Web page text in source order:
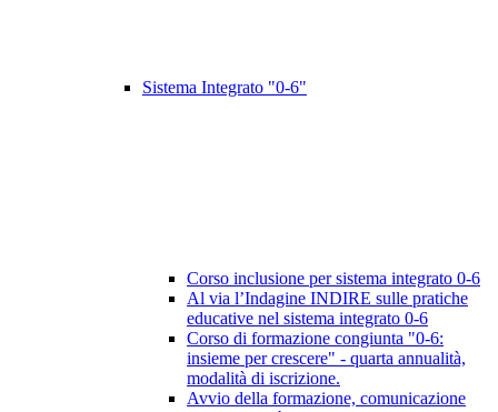
Sistema Integrato "0-6"
Corso inclusione per sistema integrato 0-6
Al via l’Indagine INDIRE sulle pratiche
educative nel sistema integrato 0-6
Corso di formazione congiunta "0-6:
insieme per crescere" - quarta annualità,
modalità di iscrizione.
Avvio della formazione, comunicazione